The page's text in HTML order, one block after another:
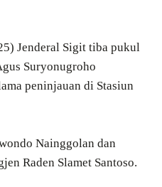
Jenderal Sigit tiba pukul
Suryonugroho
peninjauan di Stasiun
Nainggolan dan
Raden Slamet Santoso.